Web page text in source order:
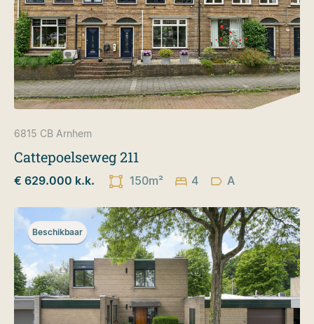
6815 CBArnhem
Cattepoelseweg 211
€ 629.000 k.k. 150m² 4 A
Beschikbaar